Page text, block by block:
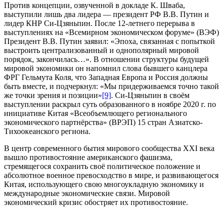
Против концепции, озвученной в докладе К. Шваба,
выступили лишь два лидера — президент РФ В.В. Путин и
лидер КНР Си-Цзяньпин. После 12-летнего перерыва в
выступлениях на «Всемирном экономическом форуме» (ВЭФ)
Президент В.В. Путин заявил: «Эпоха, связанная с попыткой
выстроить централизованный и однополярный мировой
порядок, закончилась…». В отношении структуры будущей
мировой экономики он напомнил слова бывшего канцлера
ФРГ Гельмута Коля, что Западная Европа и Россия должны
быть вместе, и подчеркнул: «Мы придерживаемся точно такой
же точки зрения и позиции»[9]. Си-Цзяньпин в своём
выступлении раскрыл суть образованного в ноябре 2020 г. по
инициативе Китая «Всеобъемлющего регионального
экономического партнёрства» (ВРЭП) 15 стран Азиатско-
Тихоокеанского региона.
В центр современного бытия мирового сообщества XXI века
вышло противостояние американского фашизма,
стремящегося сохранить своё политическое положение и
абсолютное военное превосходство в мире, и развивающегося
Китая, использующего свою многоукладную экономику и
международные экономические связи. Мировой
экономический кризис обостряет их противостояние.